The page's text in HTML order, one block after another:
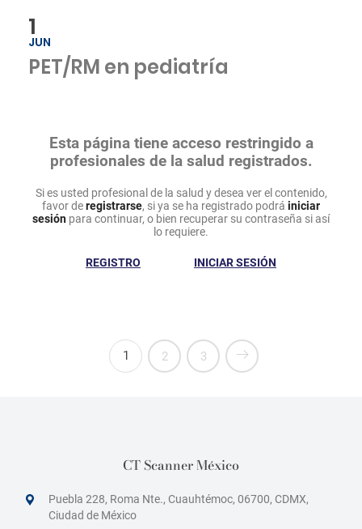
1
JUN
PET/RM en pediatría
Esta página tiene acceso restringido a
profesionales de la salud registrados.
Si es usted profesional de la salud y desea ver el contenido,
favor deregistrarse, si ya se ha registrado podrá iniciar
sesión para continuar, o bien recuperar su contraseña si así
lo requiere.
REGISTRO INICIAR SESIÓN
1 2 3
CT Scanner México
Puebla 228, Roma Nte., Cuauhtémoc, 06700, CDMX,
Ciudad de México